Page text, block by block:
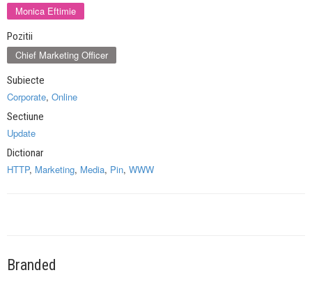
Monica Eftimie
Pozitii
Chief Marketing Officer
Subiecte
Corporate, Online
Sectiune
Update
Dictionar
HTTP, Marketing, Media, Pin, WWW
Branded